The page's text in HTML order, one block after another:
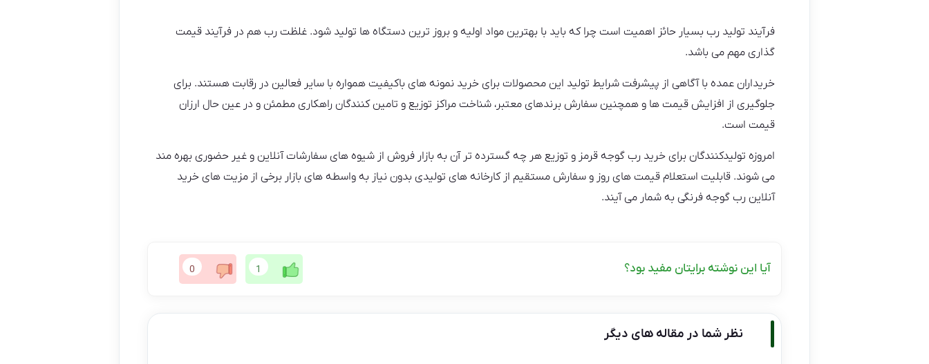
فرآیند تولید رب بسیار حائز اهمیت است چرا که باید با بهترین مواد اولیه و بروز ترین دستگاه ها تولید شود. غلظت رب هم در فرآیند قیمت
گذاری مهم می باشد.
خریداران عمده با آگاهی از پیشرفت شرایط تولید این محصولات برای خرید نمونه های باکیفیت همواره با سایر فعالین در رقابت هستند. برای
جلوگیری از افزایش قیمت ها و همچنین سفارش برندهای معتبر، شناخت مراکز توزیع و تامین کنندگان راهکاری مطمئن و در عین حال ارزان
قیمت است.
امروزه تولیدکنندگان برای خرید رب گوجه قرمز و توزیع هر چه گسترده تر آن به بازار فروش از شیوه های سفارشات آنلاین و غیر حضوری بهره مند
می شوند. قابلیت استعلام قیمت های روز و سفارش مستقیم از کارخانه های تولیدی بدون نیاز به واسطه های بازار برخی از مزیت های خرید
آنلاین رب گوجه فرنگی به شمار می آیند.
آیا این نوشته برایتان مفید بود؟ 1
0
نظر شما در مقاله های دیگر